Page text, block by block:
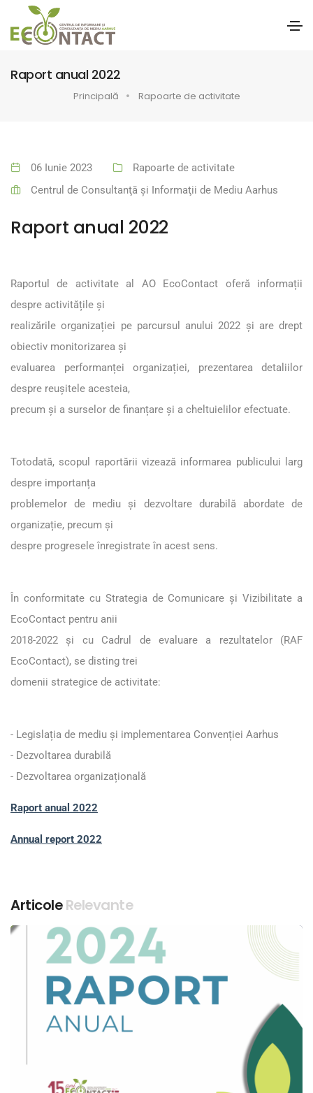
Raport anual 2022
Principală Rapoarte de activitate
06 Iunie 2023
Rapoarte de activitate
Centrul de Consultanţă şi Informaţii de Mediu Aarhus
Raport anual 2022
Raportul de activitate al AO EcoContact oferă informații
despre activitățile și
realizările organizației pe parcursul anului 2022 și are drept
obiectiv monitorizarea și
evaluarea performanței organizației, prezentarea detaliilor
despre reușitele acesteia,
precum și a surselor de finanțare și a cheltuielilor efectuate.
Totodată, scopul raportării vizează informarea publicului larg
despre importanța
problemelor de mediu și dezvoltare durabilă abordate de
organizație, precum și
despre progresele înregistrate în acest sens.
În conformitate cu Strategia de Comunicare și Vizibilitate a
EcoContact pentru anii
2018-2022 și cu Cadrul de evaluare a rezultatelor (RAF
EcoContact), se disting trei
domenii strategice de activitate:
- Legislația de mediu și implementarea Convenției Aarhus
- Dezvoltarea durabilă
- Dezvoltarea organizațională
Raport anual 2022
Annual report 2022
ArticoleRelevante